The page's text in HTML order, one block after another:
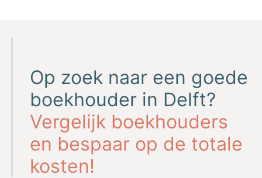
Op zoek naar een goede
boekhouder in Delft?
Vergelijk boekhouders
en bespaar op de totale
kosten!